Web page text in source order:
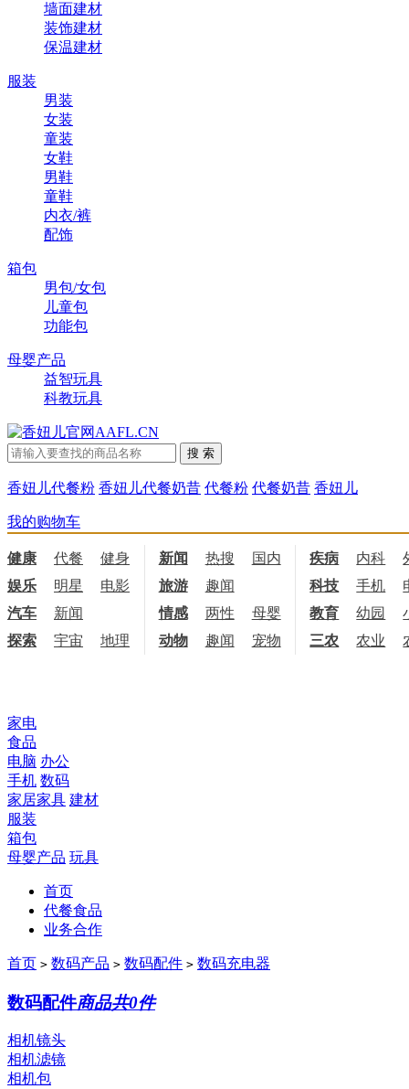
墙面建材
装饰建材
保温建材
服装
男装
女装
童装
女鞋
男鞋
童鞋
内衣/裤
配饰
箱包
男包/女包
儿童包
功能包
母婴产品
益智玩具
科教玩具
香妞儿代餐粉 香妞儿代餐奶昔 代餐粉 代餐奶昔 香妞儿
我的购物车
健康 代餐 健身 饮食
新闻 热搜 国内 国际
疾病 内科
娱乐
明星 电影 电视
旅游 趣闻 科技 手机
汽车
新闻 情感 两性 母婴 职场
教育 幼园
探索
宇宙 地理 天文
动物 趣闻 宠物 三农 农业
家电
食品
电脑 办公
手机 数码
家居家具 建材
服装
箱包
母婴产品 玩具
首页
代餐食品
业务合作
首页 > 数码产品 > 数码配件 > 数码充电器
数码配件商品共0件
相机镜头
相机滤镜
相机包